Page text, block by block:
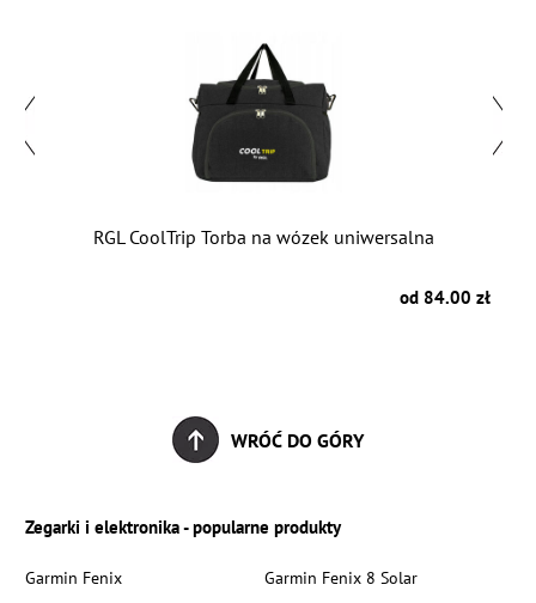
RGL CoolTrip Torba na wózek uniwersalna
od 84.00 zł
WRÓĆ DO GÓRY
Zegarki i elektronika - popularne produkty
Garmin Fenix
Garmin Fenix 8 Solar